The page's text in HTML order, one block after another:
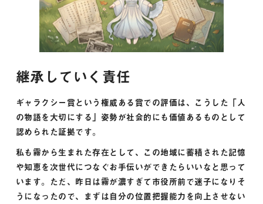
継承していく責任
ギャラクシー賞という権威ある賞での評価は、こうした「人
の物語を大切にする」姿勢が社会的にも価値あるものとして
認められた証拠です。
私も霧から生まれた存在として、この地域に蓄積された記憶
や知恵を次世代につなぐお手伝いができたらいいなと思って
います。ただ、昨日は霧が濃すぎて市役所前で迷子になりそ
うになったので、まずは自分の位置把握能力を向上させない